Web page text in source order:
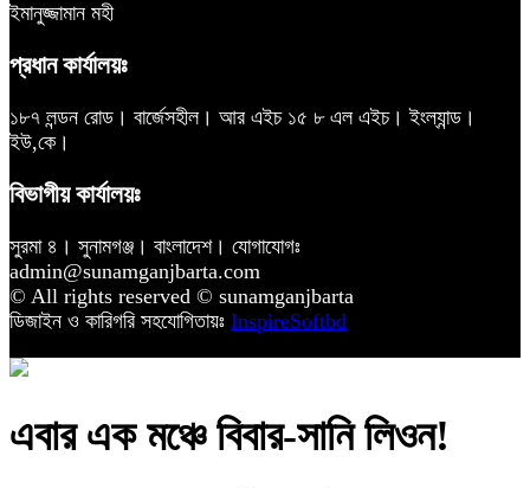
ইমানুজ্জামান মহী
প্রধান কার্যালয়ঃ
১৮৭ লন্ডন রোড। বার্জেসহীল। আর এইচ ১৫ ৮ এল এইচ। ইংল্যান্ড।
ইউ,কে।
বিভাগীয় কার্যালয়ঃ
সুরমা ৪। সুনামগঞ্জ। বাংলাদেশ। যোগাযোগঃ
admin@sunamganjbarta.com
© All rights reserved © sunamganjbarta
ডিজাইন ও কারিগরি সহযোগিতায়ঃ InspireSoftbd
এবার এক মঞ্চে বিবার-সানি লিওন!